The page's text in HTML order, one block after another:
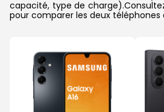
capacité, type de
pour comparer les deux téléphones